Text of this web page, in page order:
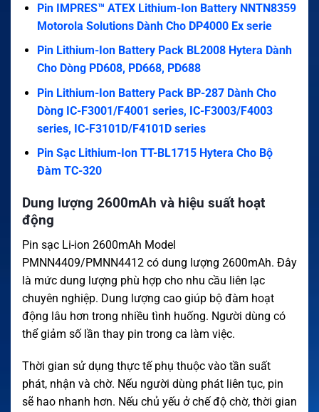
Pin IMPRES™ ATEX Lithium-Ion Battery NNTN8359
Motorola Solutions Dành Cho DP4000 Ex serie
Pin Lithium-Ion Battery Pack BL2008 Hytera Dành
Cho Dòng PD608, PD668, PD688
Pin Lithium-Ion Battery Pack BP-287 Dành Cho
Dòng IC-F3001/F4001 series, IC-F3003/F4003
series, IC-F3101D/F4101D series
Pin Sạc Lithium-Ion TT-BL1715 Hytera Cho Bộ
Đàm TC-320
Dung lượng 2600mAh và hiệu suất hoạt
động
Pin sạc Li-ion 2600mAh Model
PMNN4409/PMNN4412 có dung lượng 2600mAh. Đây
là mức dung lượng phù hợp cho nhu cầu liên lạc
chuyên nghiệp. Dung lượng cao giúp bộ đàm hoạt
động lâu hơn trong nhiều tình huống. Người dùng có
thể giảm số lần thay pin trong ca làm việc.
Thời gian sử dụng thực tế phụ thuộc vào tần suất
phát, nhận và chờ. Nếu người dùng phát liên tục, pin
sẽ hao nhanh hơn. Nếu chủ yếu ở chế độ chờ, thời gian